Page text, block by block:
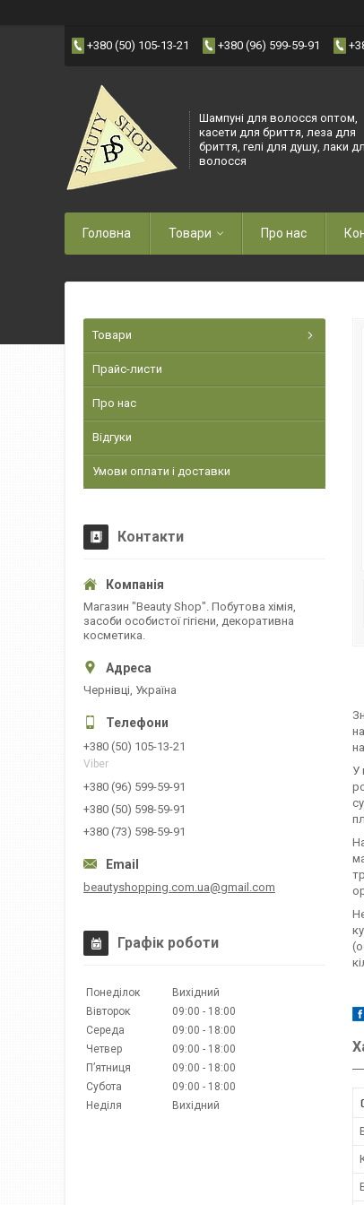
+380 (50) 105-13-21 +380 (96) 599-59-91
Шампуні для волосся оптом,
касети для бриття, леза для
бриття, гелі для душу, лаки
волосся
Головна Товари Про нас
У
Товари
Прайс-листи
Про нас
Відгуки
Умови оплати і доставки
Контакти
Магазин "Beauty Shop". Побутова хімія,
засоби особистої гігієни, декоративна
косметика.
Чернівці, Україна
+380 (50) 105-13-21
Viber
+380 (96) 599-59-91
+380 (50) 598-59-91
+380 (73) 598-59-91
beautyshopping.com.ua@gmail.com
Графік роботи
Понеділок
Вихідний
Вівторок
09:00
18:00
Середа
09:00
18:00
Четвер
09:00
18:00
Пʼятниця
09:00
18:00
Субота
09:00
18:00
Неділя
Вихідний